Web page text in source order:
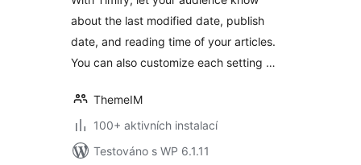
about the last modified date, publish
date, and reading time of your articles.
You can also customize each setting …
ThemeIM
100+ aktivních instalací
Testováno s WP 6.1.11